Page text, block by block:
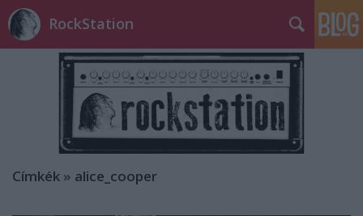
RockStation
Címkék » alice_cooper